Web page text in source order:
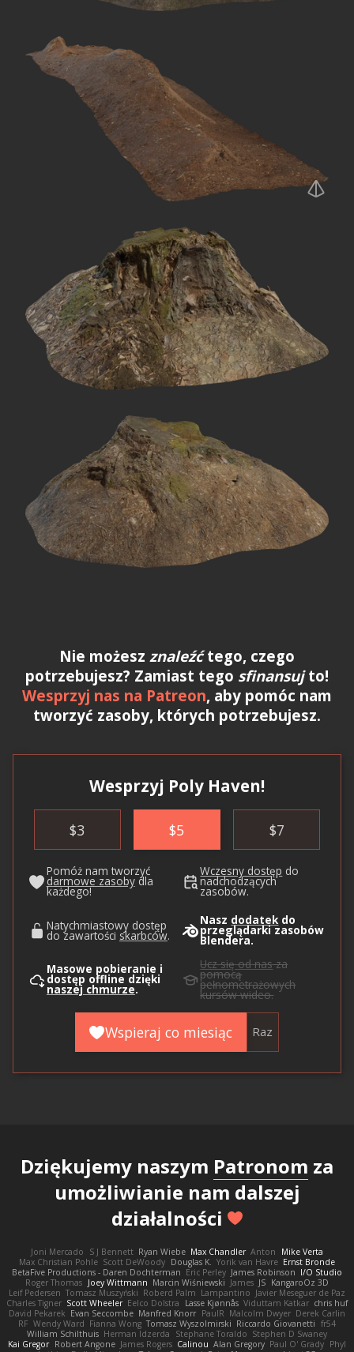
Nie możesz znaleźćtego, czego
potrzebujesz? Zamiast tego sfinansujto!
Wesprzyj nas na Patreon, aby pomóc nam
tworzyć zasoby, których potrzebujesz.
Wesprzyj Poly Haven!
$3 $5 $7
Pomóż nam tworzyć
darmowe zasobydla
każdego!
Wczesny dostęp do
nadchodzących
zasobów.
Natychmiastowy dostęp
do zawartości skarbców.
Nasz dodatek do
przeglądarki zasobów
Blendera.
Masowe pobieranie i
dostęp offline dzięki
naszej chmurze.
Ucz się od nasza
pomocą
pełnometrażowych
kursów wideo.
Wspieraj co miesiąc Raz
Dziękujemy naszym Patronom za
umożliwianie nam dalszej
działalności
Joni Mercado S J Bennett Ryan Wiebe Max Chandler Anton
Mike Verta
Max Christian Pohle Scott DeWoody Douglas K. Yorik van Havre Ernst Bronde
BetaFive Productions - Daren Dochterman Eric Perley James Robinson I/O Studio
Roger Thomas Joey Wittmann Marcin Wiśniewski James JS KangaroOz 3D
Leif Pedersen Tomasz Muszyński Roberd Palm Lampantino Javier Meseguer de Paz
Charles Tigner Scott Wheeler Eelco Dolstra Lasse Kjønnås Viduttam Katkar chris huf
David Pekarek Evan Seccombe Manfred Knorr PaulR Malcolm Dwyer Derek Carlin
RF Wendy Ward Fianna Wong Tomasz Wyszolmirski Riccardo Giovanetti fr54
William Schilthuis Herman Idzerda Stephane Toraldo Stephen D Swaney
Kai Gregor Robert Angone James Rogers Calinou Alan Gregory Paul O' Grady Phyl